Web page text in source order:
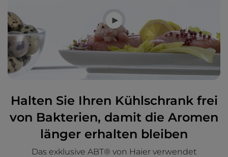
Halten Sie Ihren Kühlschrank frei
von Bakterien, damit die Aromen
länger erhalten bleiben
Das exklusive ABT® von Haier verwendet